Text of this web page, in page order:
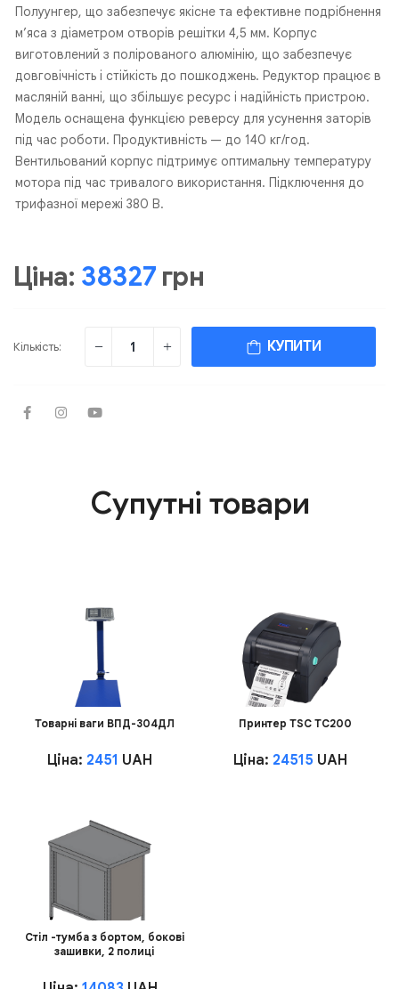
Полуунгер, що забезпечує якісне та ефективне подрібнення
м’яса з діаметром отворів решітки 4,5 мм. Корпус
виготовлений з полірованого алюмінію, що забезпечує
довговічність і стійкість до пошкоджень. Редуктор працює в
масляній ванні, що збільшує ресурс і надійність пристрою.
Модель оснащена функцією реверсу для усунення заторів
під час роботи. Продуктивність — до 140 кг/год.
Вентильований корпус підтримує оптимальну температуру
мотора під час тривалого використання. Підключення до
трифазної мережі 380 В.
Ціна: 38327грн
Кількість: КУПИТИ
Супутні товари
Товарні ваги ВПД-304ДЛ
Ціна: 2451 UAH
Принтер TSC TC200
Ціна: 24515 UAH
Стіл -тумба з бортом, бокові
зашивки, 2 полиці